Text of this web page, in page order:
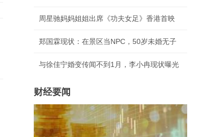
周星驰妈妈姐姐出席《功夫女足》香港首映
郑国霖现状：在景区当NPC，50岁未婚无子
与徐佳宁婚变传闻不到1月，李小冉现状曝光
财经要闻